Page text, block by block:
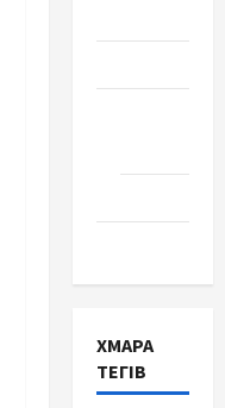
ХМАРА
ТЕГІВ